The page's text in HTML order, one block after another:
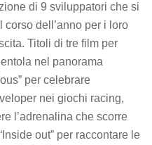
di 9 sviluppatori che si
dell’anno per i loro
Titoli di tre film per
nel panorama
per celebrare
nei giochi racing,
l’adrenalina che scorre
out” per raccontare le